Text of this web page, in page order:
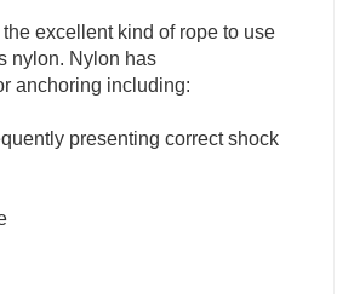
excellent kind of rope to use
nylon. Nylon has
anchoring including:
presenting correct shock